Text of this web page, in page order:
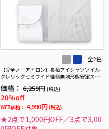
全2色
【完全ノーアイロン】長袖アイシャツツイル
クレリックセミワイド織柄無地形態安定スト
レッチ吸汗速乾ニット素材ワイシャツ通年
価格： 6,259円 (税込)
20%off
WEB価格： 4,990円 (税込)
★2点で1,000円OFF／3点で3,00